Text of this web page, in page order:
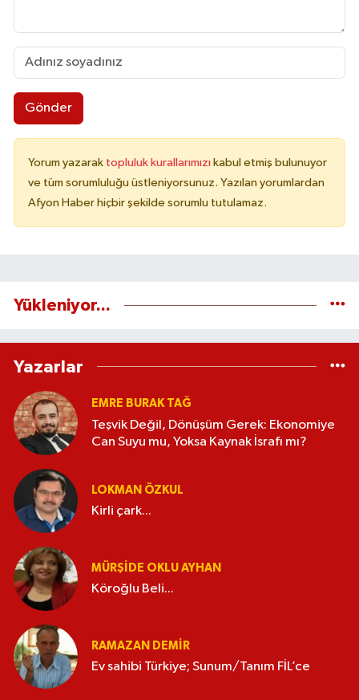
Gönder
Yorum yazarak topluluk kurallarımızı kabul etmiş bulunuyor
ve tüm sorumluluğu üstleniyorsunuz. Yazılan yorumlardan
Afyon Haber hiçbir şekilde sorumlu tutulamaz.
Yükleniyor...
Yazarlar
EMRE BURAK TAĞ
Teşvik Değil, Dönüşüm Gerek: Ekonomiye
Can Suyu mu, Yoksa Kaynak İsrafı mı?
LOKMAN ÖZKUL
Kirli çark...
MÜRŞIDE OKLU AYHAN
Köroğlu Beli...
RAMAZAN DEMİR
Ev sahibi Türkiye; Sunum/Tanım FİL’ce